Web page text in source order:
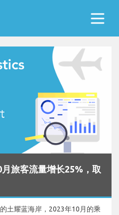
旅客流量增长25%，取
土耀蓝海岸，2023年10月的乘